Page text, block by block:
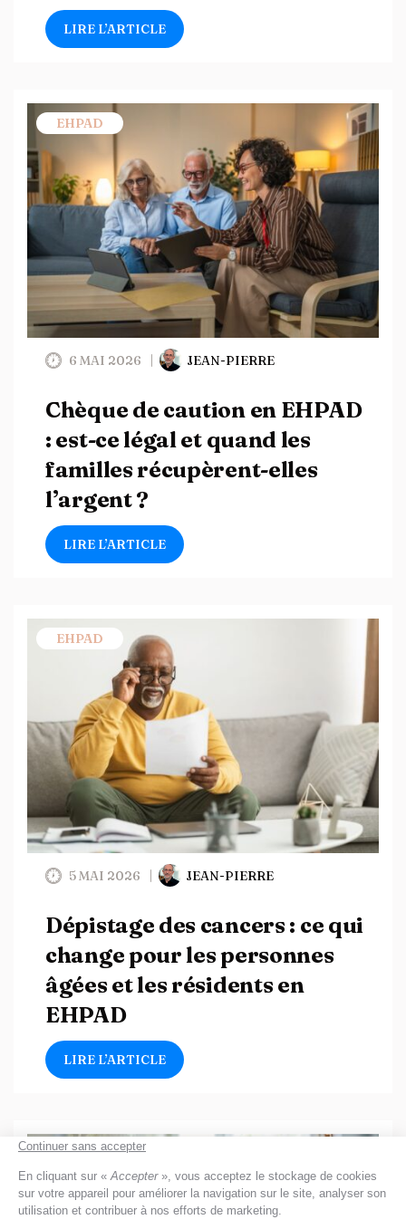
LIRE L’ARTICLE
EHPAD
6 MAI 2026 JEAN-PIERRE
Chèque de caution en EHPAD
: est-ce légal et quand les
familles récupèrent-elles
l’argent ?
LIRE L’ARTICLE
EHPAD
5 MAI 2026 JEAN-PIERRE
Dépistage des cancers : ce qui
change pour les personnes
âgées et les résidents en
EHPAD
LIRE L’ARTICLE
EHPAD